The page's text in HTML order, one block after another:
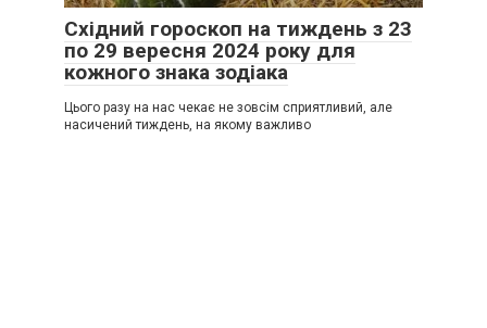
Східний гороскоп на тиждень з 23
по 29 вересня 2024 року для
кожного знака зодіака
Цього разу на нас чекає не зовсім сприятливий, але
насичений тиждень, на якому важливо